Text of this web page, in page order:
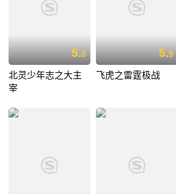
5.0
北灵少年志之大主
宰
5.9
飞虎之雷霆极战